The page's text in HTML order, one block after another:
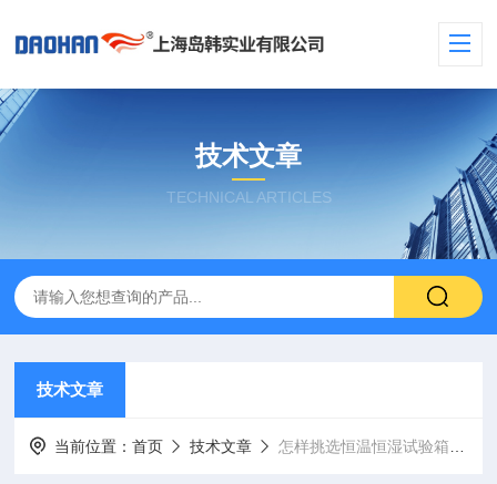
技术文章
TECHNICAL ARTICLES
技术文章
当前位置：首页 技术文章 怎样挑选恒温恒湿试验箱的纱布